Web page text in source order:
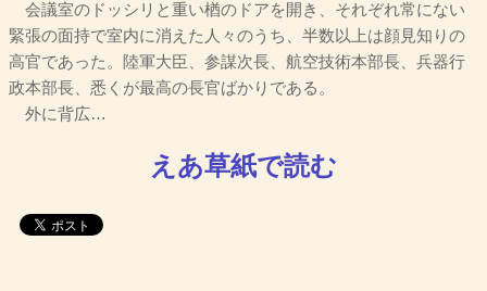
会議室のドッシリと重い楢のドアを開き、それぞれ常にない
緊張の面持で室内に消えた人々のうち、半数以上は顔見知りの
高官であった。陸軍大臣、参謀次長、航空技術本部長、兵器行
政本部長、悉くが最高の長官ばかりである。
外に背広…
えあ草紙で読む